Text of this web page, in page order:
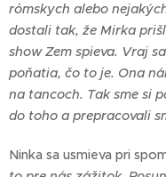
rómskych alebo
dostali tak, že Mirka
show Zem spieva. Vraj
poňatia, čo to je. Ona
na tancoch. Tak sme si
do toho a prepracovali
Ninka sa usmieva pri